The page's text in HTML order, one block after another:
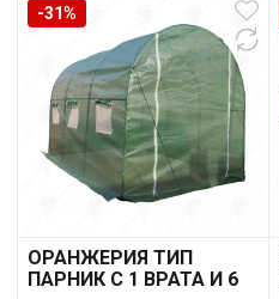
-31%
ОРАНЖЕРИЯ ТИП
ПАРНИК С 1 ВРАТА И 6